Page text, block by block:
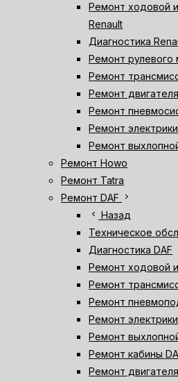
Ремонт ходовой
Renault
Диагностика
Ремонт рулевого
Ремонт
Ремонт
Ремонт
Ремонт
Ремонт
Ремонт Howo
Ремонт Tatra
Ремонт DAF
chevron_right
chevron_left Назад
Техническое
Диагностика DAF
Ремонт ходовой
Ремонт
Ремонт
Ремонт электрики
Ремонт
Ремонт кабины
Ремонт